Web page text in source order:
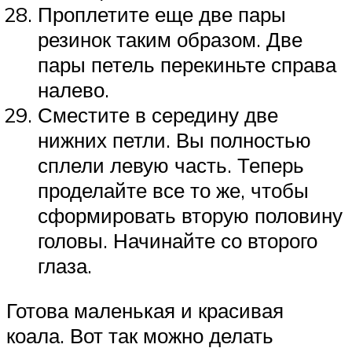
Проплетите еще две пары
резинок таким образом. Две
пары петель перекиньте справа
налево.
Сместите в середину две
нижних петли. Вы полностью
сплели левую часть. Теперь
проделайте все то же, чтобы
сформировать вторую половину
головы. Начинайте со второго
глаза.
Готова маленькая и красивая
коала. Вот так можно делать